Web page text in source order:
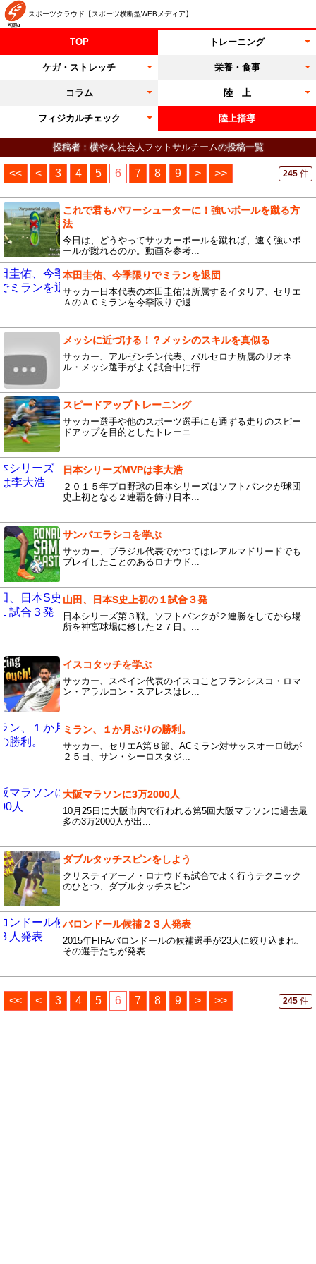
スポーツクラウド【スポーツ横断型WEBメディア】
TOP トレーニング
ケガ・ストレッチ 栄養・食事
コラム 陸 上
フィジカルチェック 陸上指導
投稿者：横やん社会人フットサルチームの投稿一覧
<< < 3 4 5 6 7 8 9 > >> 245 件
これで君もパワーシューターに！強いボールを蹴る方
法
今日は、どうやってサッカーボールを蹴れば、速く強いボ
ールが蹴れるのか。動画を参考...
本田圭佑、今季限りでミランを退団
サッカー日本代表の本田圭佑は所属するイタリア、セリエ
ＡのＡＣミランを今季限りで退...
メッシに近づける！？メッシのスキルを真似る
サッカー、アルゼンチン代表、バルセロナ所属のリオネ
ル・メッシ選手がよく試合中に行...
スピードアップトレーニング
サッカー選手や他のスポーツ選手にも通ずる走りのスピー
ドアップを目的としたトレーニ...
日本シリーズMVPは李大浩
２０１５年プロ野球の日本シリーズはソフトバンクが球団
史上初となる２連覇を飾り日本...
サンバエラシコを学ぶ
サッカー、ブラジル代表でかつてはレアルマドリードでも
プレイしたことのあるロナウド...
山田、日本S史上初の１試合３発
日本シリーズ第３戦。ソフトバンクが２連勝をしてから場
所を神宮球場に移した２７日。...
イスコタッチを学ぶ
サッカー、スペイン代表のイスコことフランシスコ・ロマ
ン・アラルコン・スアレスはレ...
ミラン、１か月ぶりの勝利。
サッカー、セリエA第８節、ACミラン対サッスオーロ戦が
２５日、サン・シーロスタジ...
大阪マラソンに3万2000人
10月25日に大阪市内で行われる第5回大阪マラソンに過去最
多の3万2000人が出...
ダブルタッチスピンをしよう
クリスティアーノ・ロナウドも試合でよく行うテクニック
のひとつ、ダブルタッチスピン...
バロンドール候補２３人発表
2015年FIFAバロンドールの候補選手が23人に絞り込まれ、
その選手たちが発表...
<< < 3 4 5 6 7 8 9 > >> 245 件